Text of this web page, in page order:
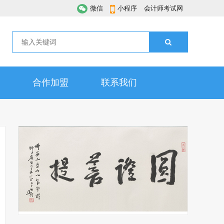
微信 小程序 会计师考试网
合作加盟 联系我们